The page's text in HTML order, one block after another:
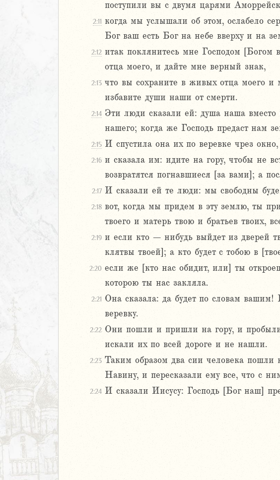
Иеремии
поступили вы с двумя царями
2:11 когда мы услышали об этом, ослабело
Бог ваш есть Бог на небе вверху и на
2:12 итак поклянитесь мне Господом [Богом
отца моего, и дайте мне верный знак,
2:13 что вы сохраните в живых отца моего и
избавите души наши от смерти.
2:14 Эти люди сказали ей: душа наша вместо
нашего; когда же Господь предаст нам
2:15 И спустила она их по веревке чрез
2:16 и сказала им: идите на гору, чтобы не
возвратятся погнавшиеся [за вами]; а
2:17 И сказали ей те люди: мы свободны
2:18 вот, когда мы придем в эту землю, ты
твоего и матерь твою и братьев твоих,
2:19 и если кто – нибудь выйдет из дверей
клятвы твоей]; а кто будет с тобою в
2:20 если же [кто нас обидит, или] ты
которою ты нас закляла.
2:21 Она сказала: да будет по словам
веревку.
2:22 Они пошли и пришли на гору, и пробыли
искали их по всей дороге и не нашли.
2:23 Таким образом два сии человека
Навину, и пересказали ему все, что с
2:24 И сказали Иисусу: Господь [Бог наш]